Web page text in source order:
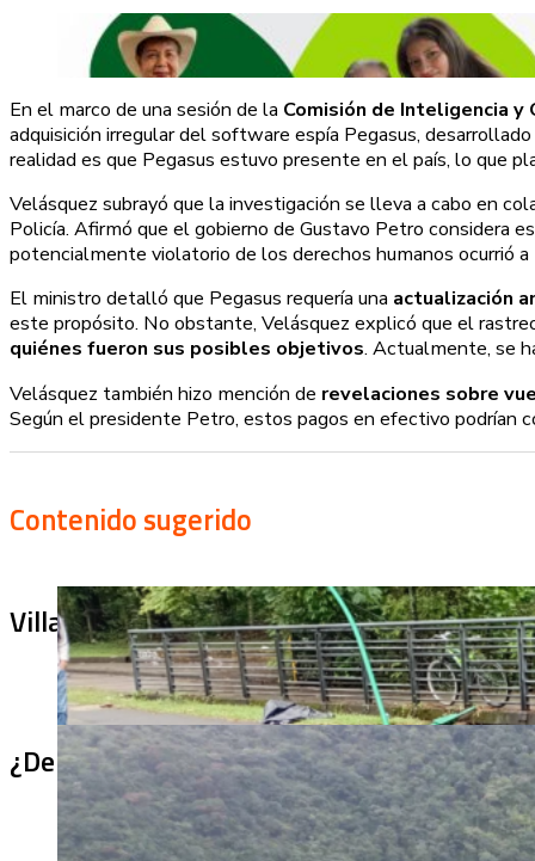
En el marco de una sesión de la Comisión de Inteligencia
adquisición irregular del software espía Pegasus,
realidad es que Pegasus estuvo presente en el país, lo que
Velásquez subrayó que la investigación se lleva a cabo en
Policía. Afirmó que el gobierno de Gustavo Petro considera
potencialmente violatorio de los derechos humanos ocurrió
El ministro detalló que Pegasus requería una actualización
este propósito. No obstante, Velásquez explicó que el
quiénes fueron sus posibles objetivos. Actualmente, se
Velásquez también hizo mención de revelaciones sobre
Según el presidente Petro, estos pagos en efectivo podrían
Contenido sugerido
Villa Julia no puede tapar el problema:
¿De qué sirve un puente terminado si no